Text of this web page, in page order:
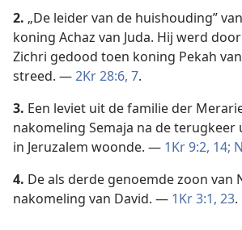
2. „De leider van de huishouding”
koning Achaz van Juda. Hij werd
Zichri gedood toen koning Pekah
streed. —2Kr 28:6, 7.
3. Een leviet uit de familie der
nakomeling Semaja na de terugkeer
in Jeruzalem woonde. — 1Kr 9:2, 14;
4. De als derde genoemde zoon van
nakomeling van David. — 1Kr 3:1, 23.